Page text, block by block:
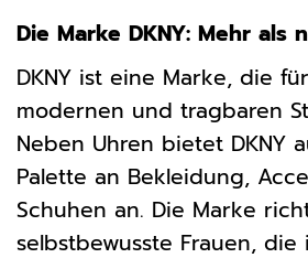
Die Marke DKNY: Mehr als
DKNY ist eine Marke, die
modernen und tragbaren
Neben Uhren bietet DKNY
Palette an Bekleidung,
Schuhen an. Die Marke
selbstbewusste Frauen, die